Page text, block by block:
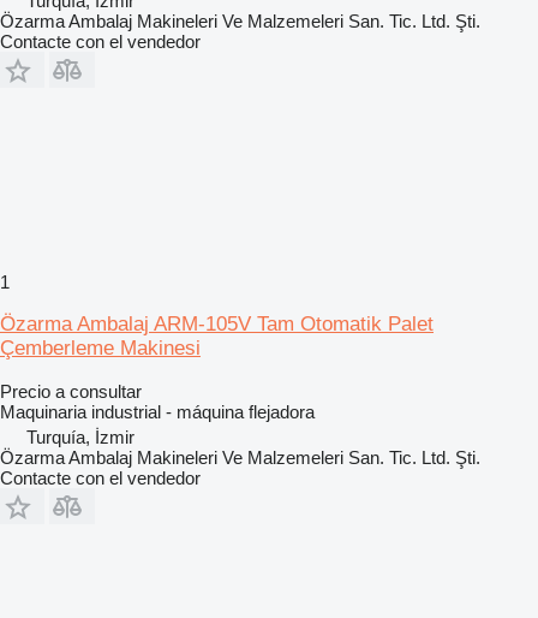
Özarma Ambalaj Makineleri Ve Malzemeleri San. Tic. Ltd. Şti.
Contacte con el vendedor
1
Özarma Ambalaj ARM-105V Tam Otomatik Palet
Çemberleme Makinesi
Precio a consultar
Maquinaria industrial - máquina flejadora
Turquía, İzmir
Özarma Ambalaj Makineleri Ve Malzemeleri San. Tic. Ltd. Şti.
Contacte con el vendedor